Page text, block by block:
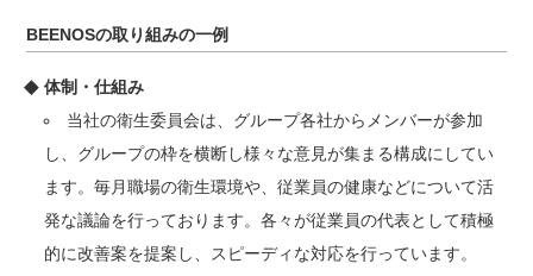
BEENOSの取り組みの一例
体制・仕組み
当社の衛生委員会は、グループ各社からメンバーが参加
し、グループの枠を横断し様々な意見が集まる構成にしてい
ます。毎月職場の衛生環境や、従業員の健康などについて活
発な議論を行っております。各々が従業員の代表として積極
的に改善案を提案し、スピーディな対応を行っています。